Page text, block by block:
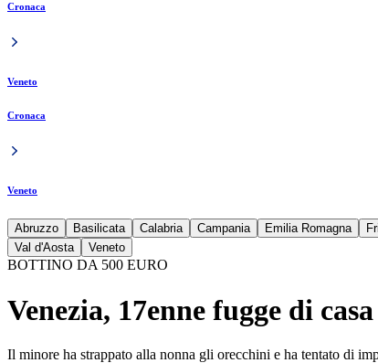
Cronaca
Veneto
Cronaca
Veneto
Abruzzo Basilicata Calabria Campania Emilia Romagna
Val d'Aosta
Veneto
BOTTINO DA 500 EURO
Venezia, 17enne fugge di
Il minore ha strappato alla nonna gli orecchini e ha tentato di